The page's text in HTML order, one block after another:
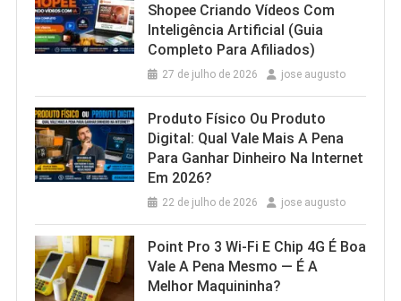
Shopee Criando Vídeos Com
Inteligência Artificial (Guia
Completo Para Afiliados)
27 de julho de 2026 jose augusto
Produto Físico Ou Produto
Digital: Qual Vale Mais A Pena
Para Ganhar Dinheiro Na Internet
Em 2026?
22 de julho de 2026 jose augusto
Point Pro 3 Wi‑Fi E Chip 4G É Boa
Vale A Pena Mesmo — É A
Melhor Maquininha?